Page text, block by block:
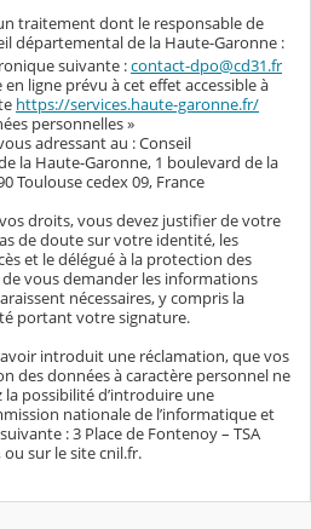
traitement dont le responsable de
départemental de la Haute-Garonne :
suivante :contact-dpo@cd31.fr
ligne prévu à cet effet accessible à
https://services.haute-garonne.fr/
personnelles »
adressant au : Conseil
la Haute-Garonne, 1 boulevard de la
Toulouse cedex 09, France
vos droits, vous devez justifier de votre
de doute sur votre identité, les
et le délégué à la protection des
vous demander les informations
nécessaires, y compris la
portant votre signature.
introduit une réclamation, que vos
des données à caractère personnel ne
possibilité d’introduire une
nationale de l’informatique et
: 3 Place de Fontenoy – TSA
ou sur le site cnil.fr.